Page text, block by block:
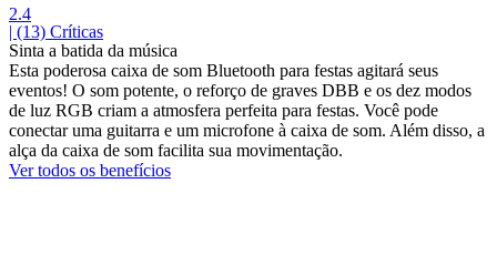
2.4
| (13) Críticas
Sinta a batida da música
Esta poderosa caixa de som Bluetooth para festas agitará seus
eventos! O som potente, o reforço de graves DBB e os dez modos
de luz RGB criam a atmosfera perfeita para festas. Você pode
conectar uma guitarra e um microfone à caixa de som. Além disso, a
alça da caixa de som facilita sua movimentação.
Ver todos os benefícios